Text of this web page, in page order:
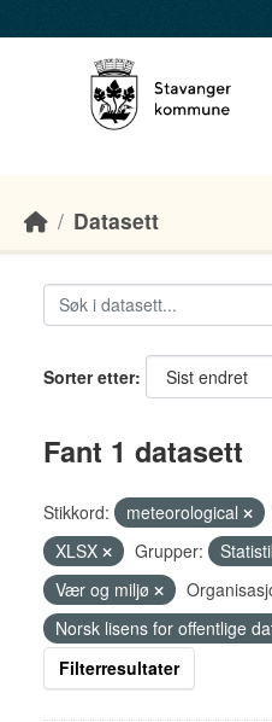
Datasett
Sorter etter
Fant 1 datasett
Stikkord: meteorological
XLSX
Grupper:
Vær og miljø
Norsk lisens for offentlige
Filterresultater